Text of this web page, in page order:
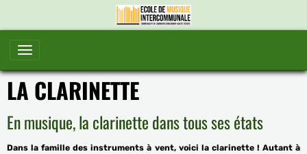
LA CLARINETTE
En musique, la clarinette dans tous ses états
Dans la famille des instruments à vent, voici la clarinette ! Autant à